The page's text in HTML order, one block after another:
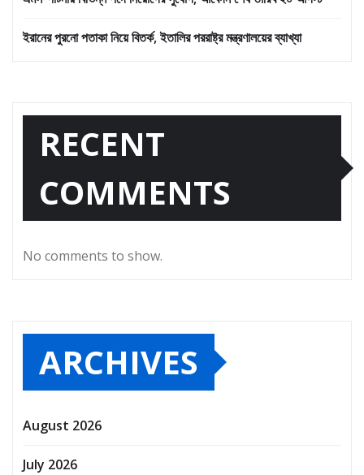
ইরানের পুরনো পতাকা নিয়ে বিতর্ক, ইতালির পররাষ্ট্র মন্ত্রণালয়ের ব্যাখ্যা
RECENT
COMMENTS
No comments to show.
ARCHIVES
August 2026
July 2026